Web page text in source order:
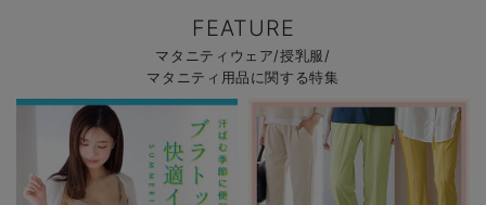
FEATURE
マタニティウェア/授乳服/
マタニティ用品に関する特集